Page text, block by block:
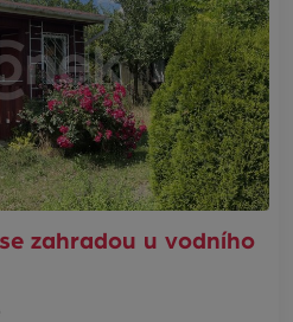
zahradou u vodního